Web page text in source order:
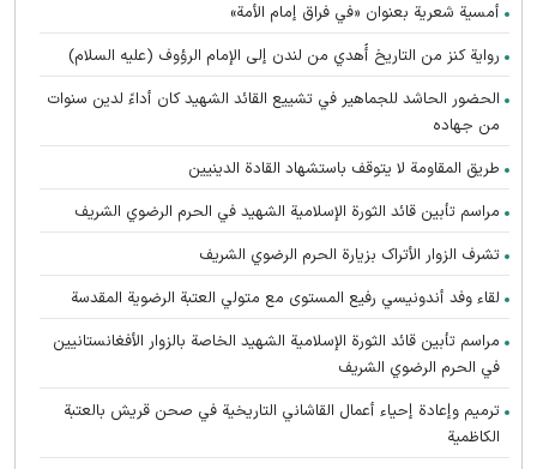
أمسية شعرية بعنوان «في فراق إمام الأمة»
رواية كنز من التاريخ أُهدي من لندن إلى الإمام الرؤوف (عليه السلام)
الحضور الحاشد للجماهير في تشييع القائد الشهيد كان أداءً لدين سنوات
من جهاده
طريق المقاومة لا يتوقف باستشهاد القادة الدينيين
مراسم تأبين قائد الثورة الإسلامية الشهید في الحرم الرضوي الشریف
تشرف الزوار الأتراک بزیارة الحرم الرضوي الشریف
لقاء وفد أندونیسي رفيع المستوى مع متولي العتبة الرضوية المقدسة
مراسم تأبین قائد الثورة الإسلامية الشهيد الخاصة بالزوار الأفغانستانیین
في الحرم الرضوي الشریف
ترميم وإعادة إحياء أعمال القاشاني التاريخية في صحن قريش بالعتبة
الكاظمية